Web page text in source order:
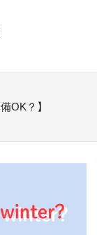
OK？】